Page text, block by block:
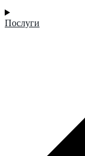
Послуги